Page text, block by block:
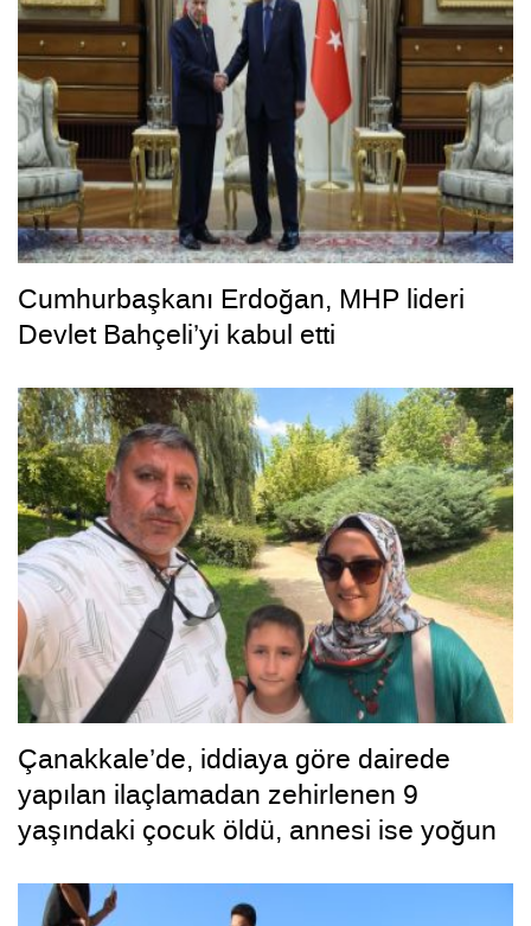
Cumhurbaşkanı Erdoğan, MHP lideri
Devlet Bahçeli’yi kabul etti
Çanakkale’de, iddiaya göre dairede
yapılan ilaçlamadan zehirlenen 9
yaşındaki çocuk öldü, annesi ise yoğun